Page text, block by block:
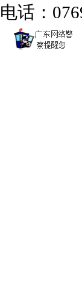
电话：